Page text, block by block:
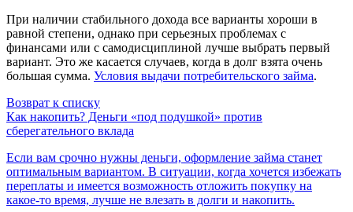
При наличии стабильного дохода все варианты хороши в
равной степени, однако при серьезных проблемах с
финансами или с самодисциплиной лучше выбрать первый
вариант. Это же касается случаев, когда в долг взята очень
большая сумма. Условия выдачи потребительского займа.
Возврат к списку
Как накопить? Деньги «под подушкой» против
сберегательного вклада
Если вам срочно нужны деньги, оформление займа станет
оптимальным вариантом. В ситуации, когда хочется избежать
переплаты и имеется возможность отложить покупку на
какое-то время, лучше не влезать в долги и накопить.
Обратная связь
Телефон*
Например:Лангепас
Когалым
Мегион
Нижневартовск
Стрежевой
Сургут
Лангепас
Покачи